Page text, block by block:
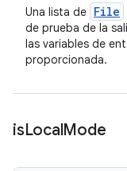
Una lista de File
de prueba de la
las variables de
proporcionada.
isLocalMode